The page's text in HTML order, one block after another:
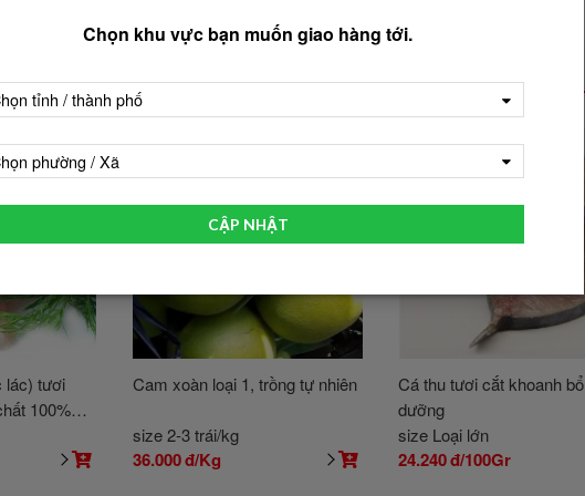
lác) tươi
100%
Cam xoàn loại 1, trồng tự nhiên
size 2-3 trái/kg
36.000đ/Kg
Cá thu tươi cắt khoanh bổ
dưỡng
size Loại lớn
24.240đ/100Gr
Chọn khu vực bạn muốn giao hàng tới.
tỉnh / thành phố
phường / Xã
CẬP NHẬT